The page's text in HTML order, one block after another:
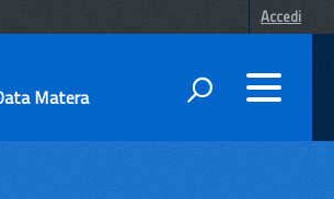
Accedi
Matera